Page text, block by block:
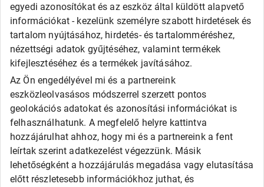
egyedi azonosítókat és az eszköz által küldött alapvető
információkat - kezelünk személyre szabott hirdetések és
tartalom nyújtásához, hirdetés- és tartalomméréshez,
nézettségi adatok gyűjtéséhez, valamint termékek
kifejlesztéséhez és a termékek javításához.
Az Ön engedélyével mi és a partnereink
eszközleolvasásos módszerrel szerzett pontos
geolokációs adatokat és azonosítási információkat is
felhasználhatunk. A megfelelő helyre kattintva
hozzájárulhat ahhoz, hogy mi és a partnereink a fent
leírtak szerint adatkezelést végezzünk. Másik
lehetőségként a hozzájárulás megadása vagy elutasítása
előtt részletesebb információkhoz juthat, és
Apollo
Barum
Debica
Fortune
General
Goodride
Kingstar
Laufenn
LEAO
Matador
Roadx
Rovelo
Runway
Sailun